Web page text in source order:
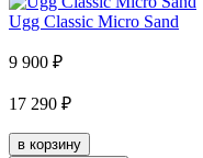
Ugg Classic Micro Sand
9 900 ₽
17 290 ₽
в корзину